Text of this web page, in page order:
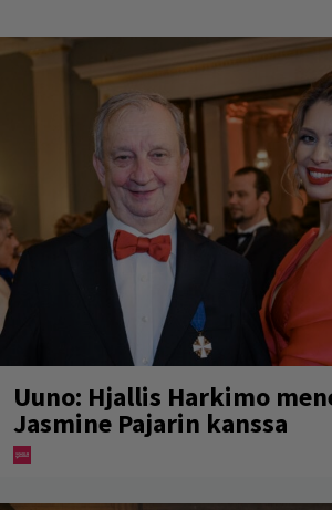
Uuno: Hjallis Harkimo
Jasmine Pajarin kanssa